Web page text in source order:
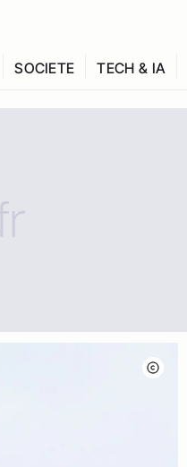
SOCIETE TECH & IA